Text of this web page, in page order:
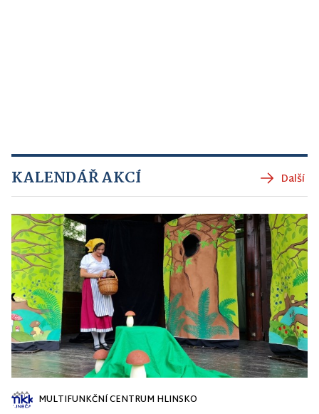
KALENDÁŘ AKCÍ Další
MULTIFUNKČNÍ CENTRUM HLINSKO